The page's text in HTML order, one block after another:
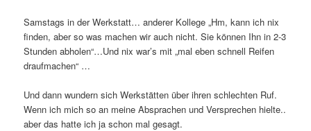
Samstags in der Werkstatt… anderer Kollege „Hm, kann ich nix
finden, aber so was machen wir auch nicht. Sie können Ihn in 2-3
Stunden abholen“…Und nix war’s mit „mal eben schnell Reifen
draufmachen“ …
Und dann wundern sich Werkstätten über ihren schlechten Ruf.
Wenn ich mich so an meine Absprachen und Versprechen hielte..
aber das hatte ich ja schon mal gesagt.